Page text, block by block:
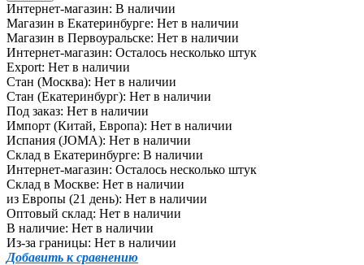
Интернет-магазин: В наличии
Магазин в Екатеринбурге: Нет в наличии
Магазин в Первоуральске: Нет в наличии
Интернет-магазин: Осталось несколько штук
Export: Нет в наличии
Стан (Москва): Нет в наличии
Стан (Екатеринбург): Нет в наличии
Под заказ: Нет в наличии
Импорт (Китай, Европа): Нет в наличии
Испания (JOMA): Нет в наличии
Склад в Екатеринбурге: В наличии
Интернет-магазин: Осталось несколько штук
Склад в Москве: Нет в наличии
из Европы (21 день): Нет в наличии
Оптовый склад: Нет в наличии
В наличие: Нет в наличии
Из-за границы: Нет в наличии
Добавить к сравнению